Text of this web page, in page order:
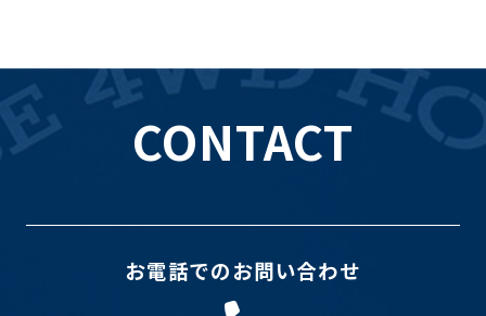
CONTACT
お電話でのお問い合わせ